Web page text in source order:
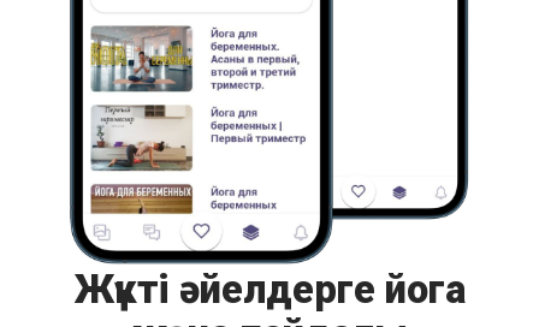
Жүкті әйелдерге йога